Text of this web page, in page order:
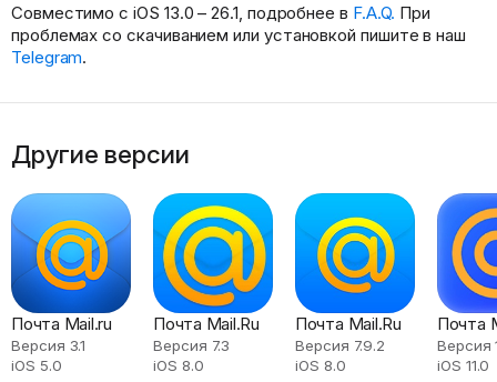
Совместимо с iOS 13.0 – 26.1, подробнее в F.A.Q. При
проблемах со скачиванием или установкой пишите в наш
Telegram.
Другие версии
Почта Mail.ru
Версия 3.1
iOS 5.0
Почта Mail.Ru
Версия 7.3
iOS 8.0
Почта Mail.Ru
Версия 7.9.2
iOS 8.0
Почта
Версия
iOS 11.0